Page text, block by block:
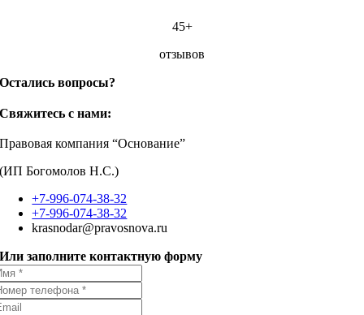
45+
отзывов
Остались вопросы?
Свяжитесь с нами:
Правовая компания “Основание”
(ИП Богомолов Н.С.)
+7-996-074-38-32
+7-996-074-38-32
krasnodar@pravosnova.ru
Или заполните контактную форму